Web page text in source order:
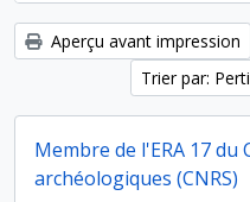
Aperçu avant impression
Trier par:
Membre de l'ERA 17 du
archéologiques (CNRS)